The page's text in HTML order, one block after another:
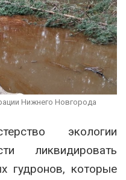
Нижнего Новгорода
экологии
ликвидировать
гудронов, которые